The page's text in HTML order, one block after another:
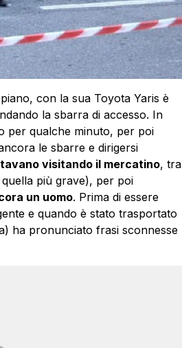
con la sua Toyota Yaris è
la sbarra di accesso. In
per qualche minuto, per poi
le sbarre e dirigersi
visitando il mercatino, tra
più grave), per poi
un uomo. Prima di essere
e quando è stato trasportato
ha pronunciato frasi sconnesse